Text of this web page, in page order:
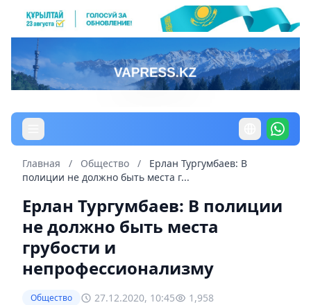
Главная / Общество /
Ерлан Тургумбаев: В
полиции не должно быть места г...
Ерлан Тургумбаев: В полиции
не должно быть места
грубости и
непрофессионализму
Общество 27.12.2020, 10:45 1,958